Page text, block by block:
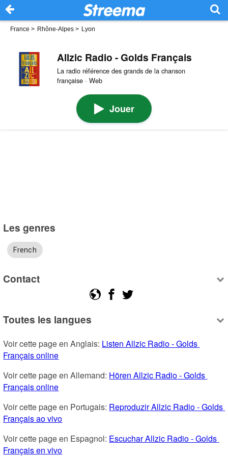
France > Rhône-Alpes > Lyon
Allzic Radio - Golds Français
La radio référence des grands de la chanson
française · Web
Jouer
Les genres
French
Contact
Toutes les langues
Voir cette page en Anglais: Listen Allzic Radio - Golds
Français online
Voir cette page en Allemand: Hören Allzic Radio - Golds
Français online
Voir cette page en Portugais: Reproduzir Allzic Radio - Golds
Français ao vivo
Voir cette page en Espagnol: Escuchar Allzic Radio - Golds
Français en vivo